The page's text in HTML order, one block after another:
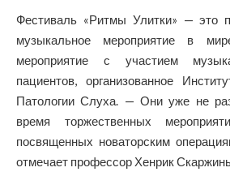
Фестиваль «Ритмы Улитки» — это
музыкальное мероприятие в
мероприятие с участием
пациентов, организованное
Патологии Слуха. — Они уже не
время торжественных
посвященных новаторским
отмечает профессор Хенрик